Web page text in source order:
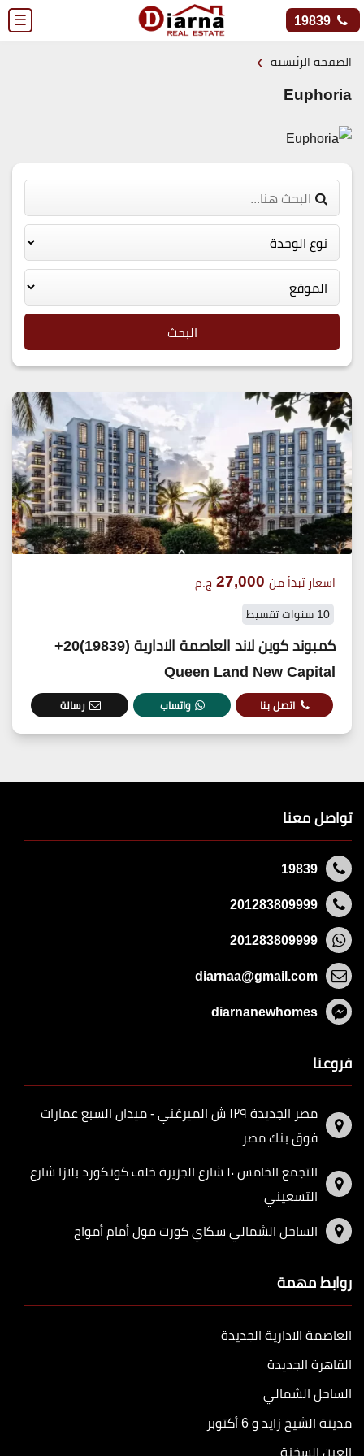
☰ 19839
الصفحة الرئيسية ›
Euphoria
البحث
اسعار تبدأ من 27,000 ج.م
10 سنوات تقسيط
كمبوند كوين لاند العاصمة الادارية (19839)20+
Queen Land New Capital
اتصل بنا واتساب رسالة
تواصل معنا
19839
201283809999
201283809999
diarnaa@gmail.com
diarnanewhomes
فروعنا
مصر الجديدة ١٢٩ ش الميرغني - ميدان السبع عمارات
فوق بنك مصر
التجمع الخامس ١٠ شارع الجزيرة خلف كونكورد بلازا شارع
التسعيني
الساحل الشمالي سكاي كورت مول أمام أمواج
روابط مهمة
العاصمة الادارية الجديدة
القاهرة الجديدة
الساحل الشمالي
مدينة الشيخ زايد و 6 أكتوبر